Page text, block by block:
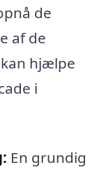
de
af de
hjælpe
i
En grundig